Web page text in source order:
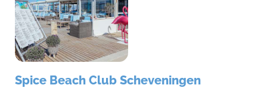
Spice Beach Club Scheveningen